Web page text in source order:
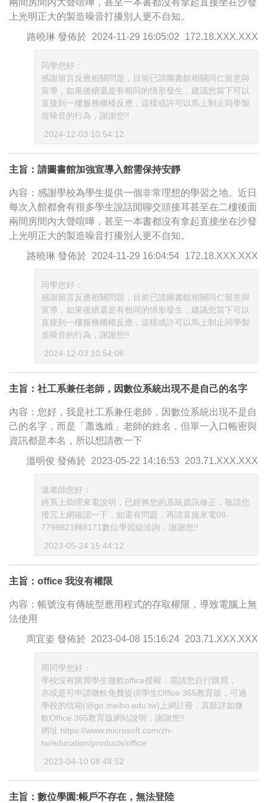
兩間房間內大聲喧嘩，甚至一本書都沒有拿起直接坐在沙發
上光明正大的製造噪音打擾別人更不自知。
路曉琳 發佈於 2024-11-29 16:05:02 172.18.XXX.XXX
同學您好：
感謝留言反應相關問題，目前已請圖書館相關同仁留意與
宣導，如果後續還是有相同的情形發生，建議您當下可以
直接到一樓服務櫃檯反應，這樣或許可以馬上制止同學製
造噪音的行為，謝謝您!!
2024-12-03 10:54:12
主旨：請圖書館加強宣導入館需保持安靜
內容：感謝學校為學生提供一個非常理想的學習之地。近日
每次入館都會有很多學生說話閒聊交頭接耳甚至在二樓後面
兩間房間內大聲喧嘩，甚至一本書都沒有拿起直接坐在沙發
上光明正大的製造噪音打擾別人更不自知。
路曉琳 發佈於 2024-11-29 16:04:54 172.18.XXX.XXX
同學您好：
感謝留言反應相關問題，目前已請圖書館相關同仁留意與
宣導，如果後續還是有相同的情形發生，建議您當下可以
直接到一樓服務櫃檯反應，這樣或許可以馬上制止同學製
造噪音的行為，謝謝您!!
2024-12-03 10:54:06
主旨：社工系兼任老師，因數位系統出現不是自己的名字
內容：您好，我是社工系兼任老師，因數位系統出現不是自
己的名字，而是「蕭逸維」老師的姓名，但單一入口帳密與
資訊都是本名，所以想請教一下
溫明俊 發佈於 2023-05-22 14:16:53 203.71.XXX.XXX
溫老師您好：
經系上助理來電說明，已經將您的系統資訊修正，敬請您
撥冗上網確認一下，如還有問題，再請直接來電08-
7799821轉8171數位學習組洽詢，謝謝您!!
2023-05-24 15:44:12
主旨：office 我沒有權限
內容：帳號沒有傳統型應用程式的存取權限，導致電腦上無
法使用
周宜姿 發佈於 2023-04-08 15:16:24 203.71.XXX.XXX
周同學您好：
學校沒有購買學生微軟office授權，需請您自行購買，
亦或是可申請微軟免費提供學生Office 365教育版，可過
學校的信箱(@go.meiho.edu.tw)上網註冊，其餘詳如微
軟Office 365教育版網站說明，謝謝您!!
網址 https://www.microsoft.com/zh-
tw/education/products/office
2023-04-10 08:48:52
主旨：數位學園:帳戶不存在，無法登陸